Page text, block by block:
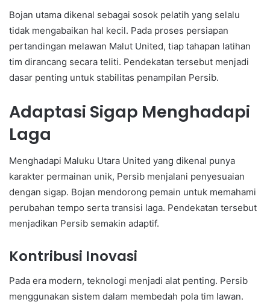
Bojan utama dikenal sebagai sosok pelatih yang selalu
tidak mengabaikan hal kecil. Pada proses persiapan
pertandingan melawan Malut United, tiap tahapan latihan
tim dirancang secara teliti. Pendekatan tersebut menjadi
dasar penting untuk stabilitas penampilan Persib.
Adaptasi Sigap Menghadapi
Laga
Menghadapi Maluku Utara United yang dikenal punya
karakter permainan unik, Persib menjalani penyesuaian
dengan sigap. Bojan mendorong pemain untuk memahami
perubahan tempo serta transisi laga. Pendekatan tersebut
menjadikan Persib semakin adaptif.
Kontribusi Inovasi
Pada era modern, teknologi menjadi alat penting. Persib
menggunakan sistem dalam membedah pola tim lawan.